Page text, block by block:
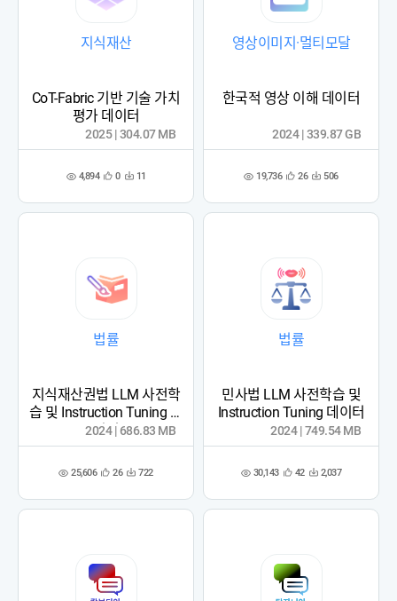
지식재산
CoT-Fabric 기반 기술 가치
평가 데이터
조 4,894 관
록
0 다 11
2025 | 304.07 MB
영상이미지·멀티모달
한국적 영상 이해 데이터
조 19,736 관
록
26 다 506
2024 | 339.87 GB
법률
지식재산권법 LLM 사전학
습 및 Instruction Tuning 데
이터
조 25,606 관
록
26 다 722
2024 | 686.83 MB
법률
민사법 LLM 사전학습 및
Instruction Tuning 데이터
조 30,143 관
록
42 다 2,037
2024 | 749.54 MB